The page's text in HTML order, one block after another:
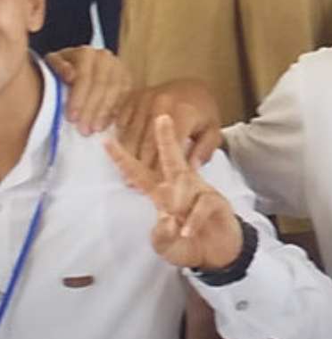
229 Warning : Attempt to read property "cat_name"